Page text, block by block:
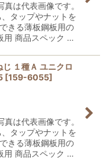
は代表画像です。
タップやナットを
きる薄板鋼板用の
用 商品スペック …
１種Ａ ユニクロ
[159-6055]
は代表画像です。
タップやナットを
きる薄板鋼板用の
用 商品スペック …